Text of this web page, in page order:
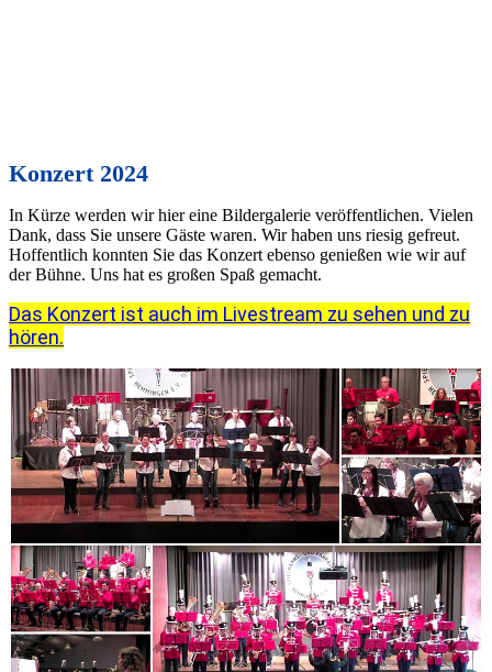
Konzert 2024
In Kürze werden wir hier eine Bildergalerie veröffentlichen. Vielen
Dank, dass Sie unsere Gäste waren. Wir haben uns riesig gefreut.
Hoffentlich konnten Sie das Konzert ebenso genießen wie wir auf
der Bühne. Uns hat es großen Spaß gemacht.
Das Konzert ist auch im Livestream zu sehen und zu
hören.